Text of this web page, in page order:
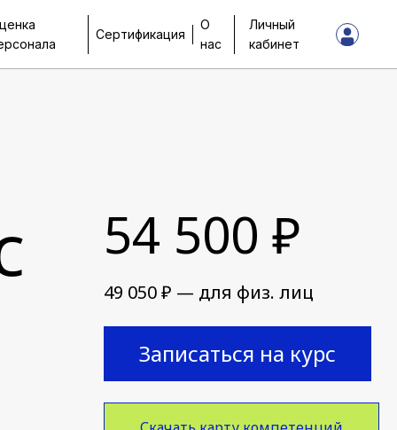
Сертификация
О
нас
Личный
кабинет
54 500 ₽
49 050 ₽ — для физ. лиц
Записаться на курс